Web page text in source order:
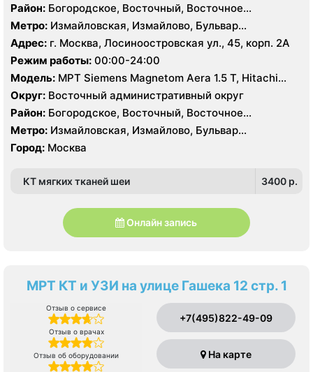
Район: Богородское, Восточный, Восточное
Измайлово, Гольяново, Измайлово, Метрогородок,
Северное Измайлово, Соколиная Гора, Сокольники
Метро: Измайловская, Измайлово, Бульвар
Рокоссовского, Белокаменная , Локомотив ,
Партизанская, Первомайская, Преображенская
площадь, Ростокино, Семеновская, Соколиная гора,
Сокольники, Черкизовская, Щелковская,
Электрозаводская
Адрес: г. Москва, Лосиноостровская ул., 45, корп. 2А
Режим работы: 00:00-24:00
Модель: МРТ Siemens Magnetom Aera 1.5 T, Hitachi
Aperto 0.4 Т, КТ Philips Brilliance CT 64 среза, УЗИ
Округ: Восточный административный округ
Район: Богородское, Восточный, Восточное
Измайлово, Гольяново, Измайлово, Метрогородок,
Северное Измайлово, Соколиная Гора, Сокольники
Метро: Измайловская, Измайлово, Бульвар
Рокоссовского, Белокаменная , Локомотив ,
Партизанская, Первомайская, Преображенская
площадь, Ростокино, Семеновская, Соколиная гора,
Сокольники, Черкизовская, Щелковская,
Город: Москва
КТ мягких тканей шеи 3400 p.
Онлайн запись
МРТ КТ и УЗИ на улице Гашека 12 стр. 1
Отзыв о сервисе
Отзыв о врачах
Отзыв об оборудовании
+7(495)822-49-09
На карте